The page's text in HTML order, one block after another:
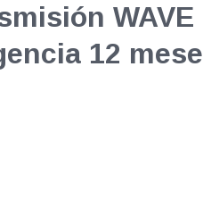
12